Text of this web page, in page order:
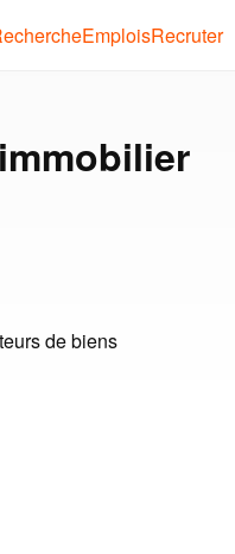
EmploisRecruter
de biens